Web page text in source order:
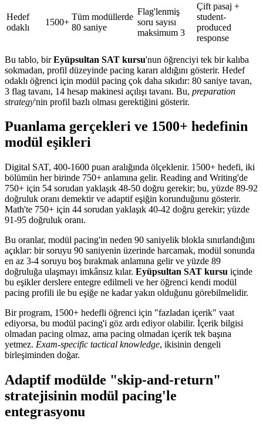
Hedef
odaklı
1500+
Tüm modüllerde
80 saniye
Flag'lenmiş
soru sayısı
maksimum 3
Çift pasaj +
student-
produced
response
Bu tablo, birEyüpsultan SAT kursu'nun öğrenciyi tek bir kalıba
sokmadan, profil düzeyinde pacing kararı aldığını gösterir. Hedef
odaklı öğrenci için modül pacing çok daha sıkıdır: 80 saniye tavan,
3 flag tavanı, 14 hesap makinesi açılışı tavanı. Bu, preparation
strategy'nin profil bazlı olması gerektiğini gösterir.
Puanlama gerçekleri ve 1500+ hedefinin
modül eşikleri
Digital SAT, 400-1600 puan aralığında ölçeklenir. 1500+ hedefi, iki
bölümün her birinde 750+ anlamına gelir. Reading and Writing'de
750+ için 54 sorudan yaklaşık 48-50 doğru gerekir; bu, yüzde 89-92
doğruluk oranı demektir ve adaptif eşiğin korunduğunu gösterir.
Math'te 750+ için 44 sorudan yaklaşık 40-42 doğru gerekir; yüzde
91-95 doğruluk oranı.
Bu oranlar, modül pacing'in neden 90 saniyelik blokla sınırlandığını
açıklar: bir soruyu 90 saniyenin üzerinde harcamak, modül sonunda
en az 3-4 soruyu boş bırakmak anlamına gelir ve yüzde 89
doğruluğa ulaşmayı imkânsız kılar. Eyüpsultan SAT kursu içinde
bu eşikler derslere entegre edilmeli ve her öğrenci kendi modül
pacing profili ile bu eşiğe ne kadar yakın olduğunu görebilmelidir.
Bir program, 1500+ hedefli öğrenci için "fazladan içerik" vaat
ediyorsa, bu modül pacing'i göz ardı ediyor olabilir. İçerik bilgisi
olmadan pacing olmaz, ama pacing olmadan içerik tek başına
yetmez. Exam-specific tactical knowledge, ikisinin dengeli
birleşiminden doğar.
Adaptif modülde "skip-and-return"
stratejisinin modül pacing'le
entegrasyonu